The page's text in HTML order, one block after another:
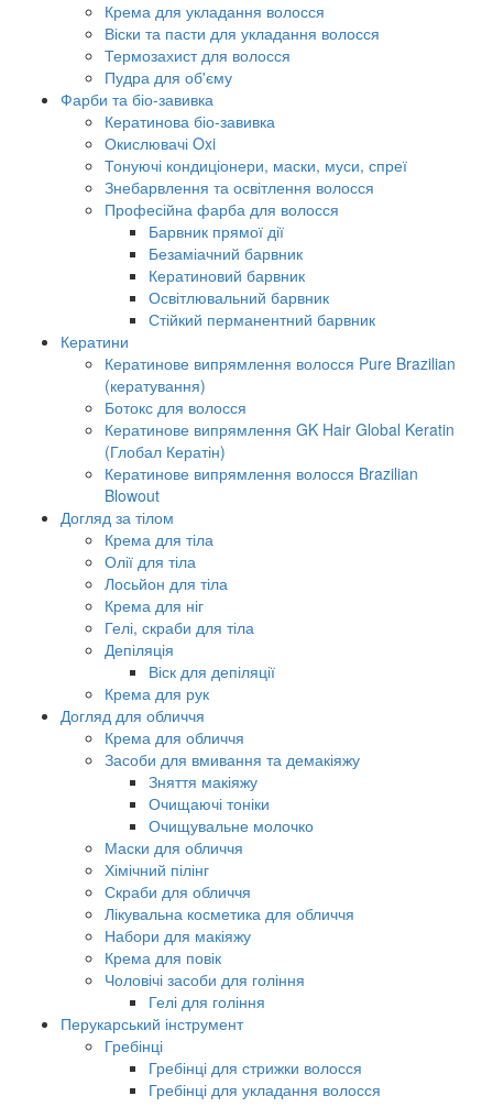
Крема для укладання волосся
Віски та пасти для укладання волосся
Термозахист для волосся
Пудра для об'єму
Фарби та біо-завивка
Кератинова біо-завивка
Окислювачі Oxi
Тонуючі кондиціонери, маски, муси, спреї
Знебарвлення та освітлення волосся
Професійна фарба для волосся
Барвник прямої дії
Безаміачний барвник
Кератиновий барвник
Освітлювальний барвник
Стійкий перманентний барвник
Кератини
Кератинове випрямлення волосся Pure Brazilian
(кератування)
Ботокс для волосся
Кератинове випрямлення GK Hair Global Keratin
(Глобал Кератін)
Кератинове випрямлення волосся Brazilian
Blowout
Догляд за тілом
Крема для тіла
Олії для тіла
Лосьйон для тіла
Крема для ніг
Гелі, скраби для тіла
Депіляція
Віск для депіляції
Крема для рук
Догляд для обличчя
Крема для обличчя
Засоби для вмивання та демакіяжу
Зняття макіяжу
Очищаючі тоніки
Очищувальне молочко
Маски для обличчя
Хімічний пілінг
Скраби для обличчя
Лікувальна косметика для обличчя
Набори для макіяжу
Крема для повік
Чоловічі засоби для гоління
Гелі для гоління
Перукарський інструмент
Гребінці
Гребінці для стрижки волосся
Гребінці для укладання волосся